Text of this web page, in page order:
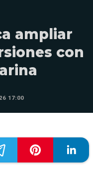
ampliar
con
17:00